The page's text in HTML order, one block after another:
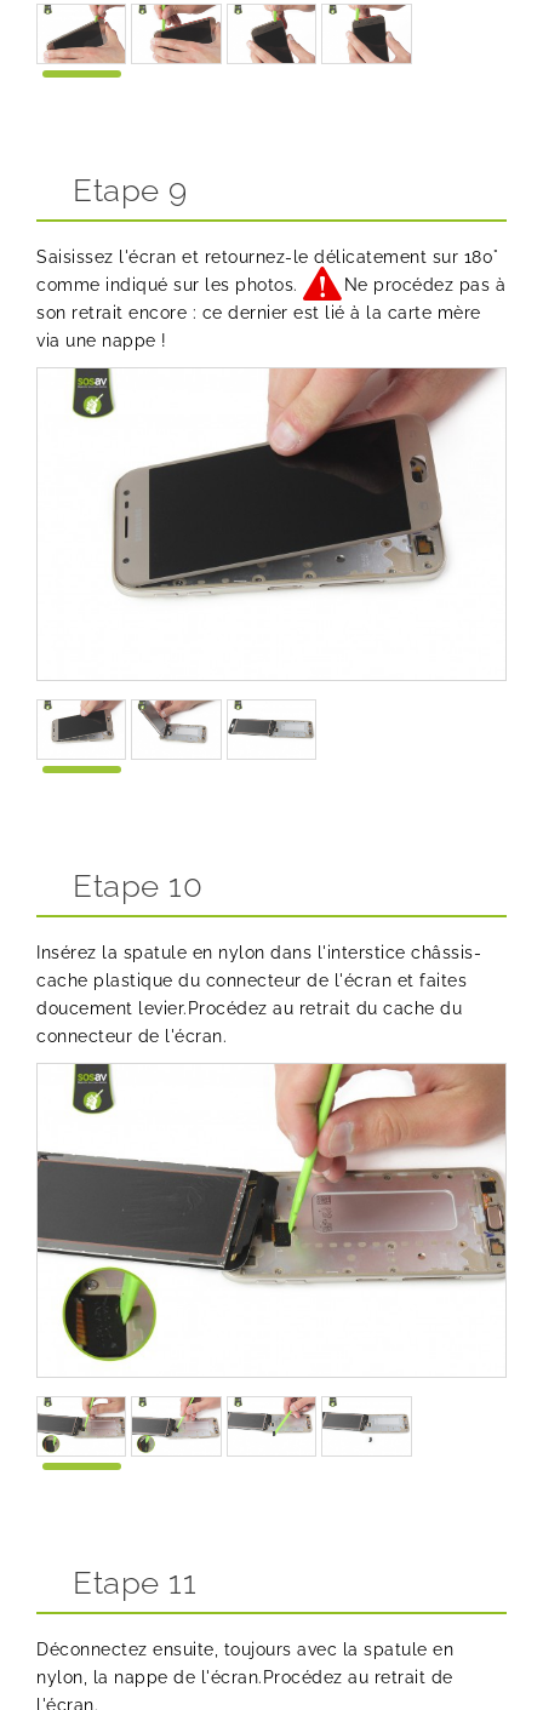
Etape 9
Saisissez l'écran et retournez-le délicatement sur 180°
comme indiqué sur les photos.
Ne procédez pas à
son retrait encore : ce dernier est lié à la carte mère
via une nappe !
Etape 10
Insérez la spatule en nylon dans l'interstice châssis-
cache plastique du connecteur de l'écran et faites
doucement levier.Procédez au retrait du cache du
connecteur de l'écran.
Etape 11
Déconnectez ensuite, toujours avec la spatule en
nylon, la nappe de l'écran.Procédez au retrait de
l'écran.